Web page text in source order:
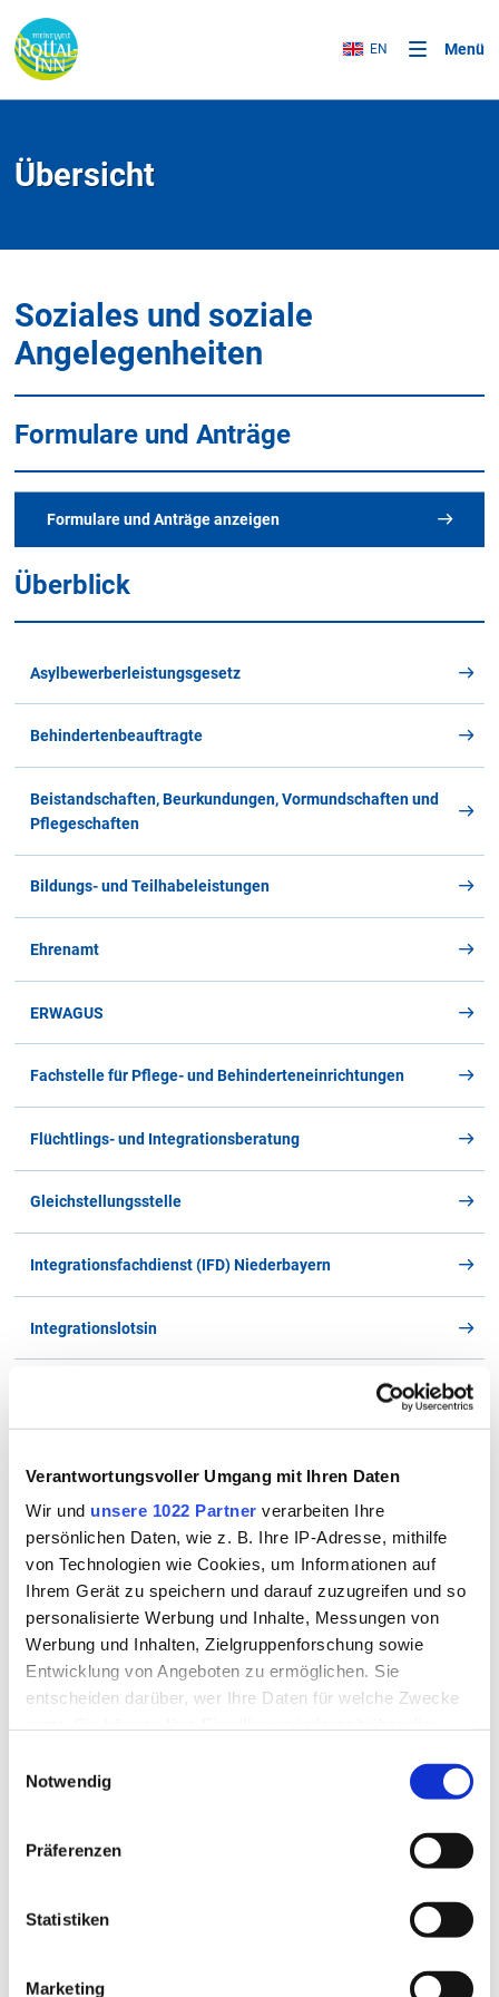
Verantwortungsvoller Umgang mit Ihren Daten
Wir und unsere 1022 Partner verarbeiten Ihre
persönlichen Daten, wie z. B. Ihre IP-Adresse, mithilfe
von Technologien wie Cookies, um Informationen auf
Ihrem Gerät zu speichern und darauf zuzugreifen und so
personalisierte Werbung und Inhalte, Messungen von
Werbung und Inhalten, Zielgruppenforschung sowie
Entwicklung von Angeboten zu ermöglichen. Sie
entscheiden darüber, wer Ihre Daten für welche Zwecke
Trigger Symbol ändern oder widerrufen
Informationen über Ihre geografische Lage erfassen,
Ihr Gerät durch aktives Scannen nach bestimmten
Erfahren Sie mehr darüber, wie Ihre persönlichen Daten
Notwendig
Präferenzen
Statistiken
Marketing
EN Menü
Übersicht
Soziales und soziale
Angelegenheiten
Formulare und Anträge
Formulare und Anträge anzeigen
im Überblick
A B C D E F G H I J K
L M
D
Überblick
Asylbewerberleistungsgesetz
Behindertenbeauftragte
Beistandschaften, Beurkundungen, Vormundschaften und
Pflegeschaften
Bildungs- und Teilhabeleistungen
Ehrenamt
ERWAGUS
Fachstelle für Pflege- und Behinderteneinrichtungen
Flüchtlings- und Integrationsberatung
Gleichstellungsstelle
Integrationsfachdienst (IFD) Niederbayern
Integrationslotsin
Schulfinanzierungsrecht
Psychisch-Kranken-Hilfe, Suchthilfe und Prävention
Selbsthilfegruppen im Landkreis
Senioren-Informationen
Sozialhilfe
Sportförderung & Vereinspauschale
Versicherungsamt
Wohnberechtigungsscheine
Wohngeld